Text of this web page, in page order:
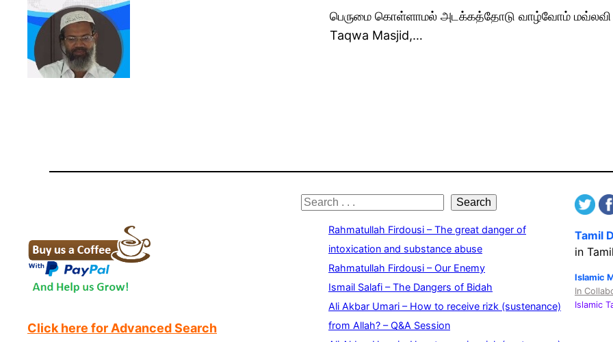
பெருமை கொள்ளாமல் அடக்கத்தோடு வாழ்வோம் மவ்லவி
Taqwa Masjid,…
Click here for Advanced Search
S
Search
Rahmatullah Firdousi – The great danger of
intoxication and substance abuse
Rahmatullah Firdousi – Our Enemy
Ismail Salafi – The Dangers of Bidah
Ali Akbar Umari – How to receive rizk (sustenance)
from Allah? – Q&A Session
Tamil
in Tamil
Islamic
In
Islamic